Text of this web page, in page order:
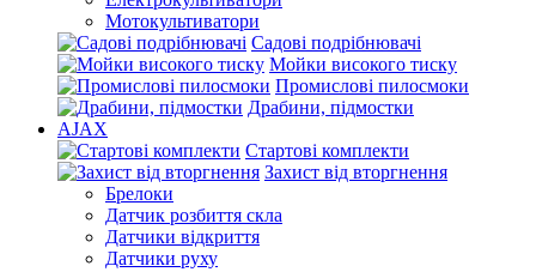
Мотокультиватори
Садові подрібнювачі
Мойки високого тиску
Промислові пилосмоки
Драбини, підмостки
AJAX
Стартові комплекти
Захист від вторгнення
Брелоки
Датчик розбиття скла
Датчики відкриття
Датчики руху